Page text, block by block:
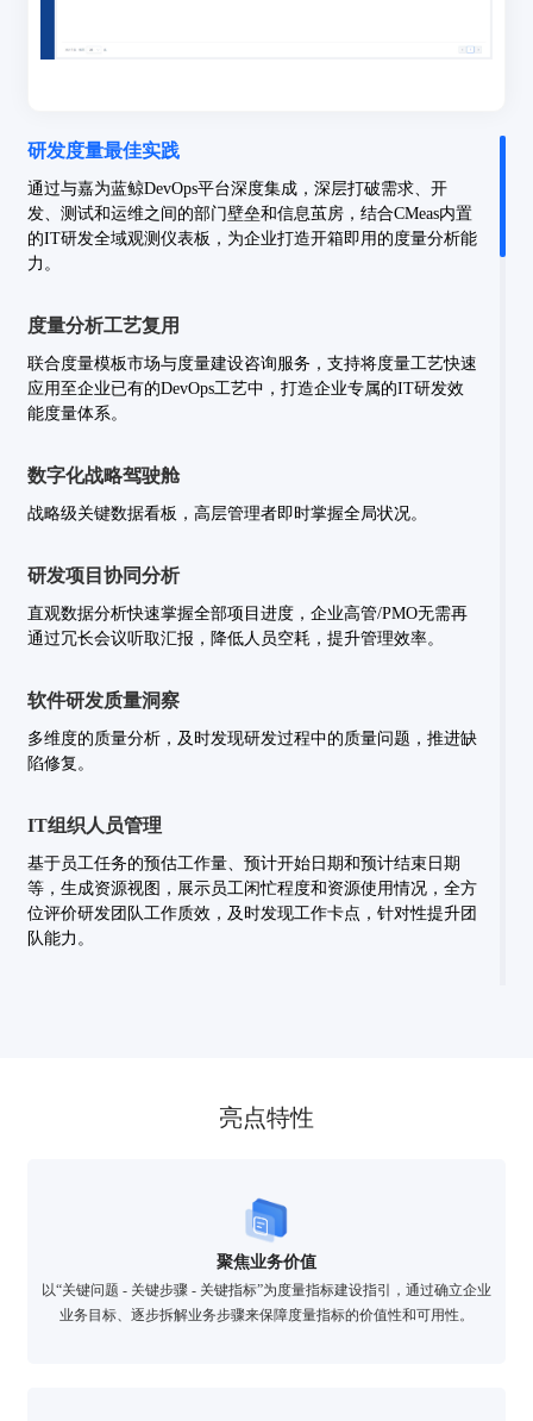
研发度量最佳实践
通过与嘉为蓝鲸DevOps平台深度集成，深层打破需求、开
发、测试和运维之间的部门壁垒和信息茧房，结合CMeas内置
的IT研发全域观测仪表板，为企业打造开箱即用的度量分析能
力。
度量分析工艺复用
联合度量模板市场与度量建设咨询服务，支持将度量工艺快速
应用至企业已有的DevOps工艺中，打造企业专属的IT研发效
能度量体系。
数字化战略驾驶舱
战略级关键数据看板，高层管理者即时掌握全局状况。
研发项目协同分析
直观数据分析快速掌握全部项目进度，企业高管/PMO无需再
通过冗长会议听取汇报，降低人员空耗，提升管理效率。
软件研发质量洞察
多维度的质量分析，及时发现研发过程中的质量问题，推进缺
陷修复。
IT组织人员管理
基于员工任务的预估工作量、预计开始日期和预计结束日期
等，生成资源视图，展示员工闲忙程度和资源使用情况，全方
位评价研发团队工作质效，及时发现工作卡点，针对性提升团
队能力。
亮点特性
聚焦业务价值
以“关键问题 - 关键步骤 - 关键指标”为度量指标建设指引，通过确立企业
业务目标、逐步拆解业务步骤来保障度量指标的价值性和可用性。